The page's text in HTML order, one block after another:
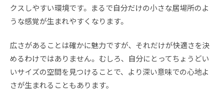
クスしやすい環境です。まるで自分だけの小さな居場所のよ
うな感覚が生まれやすくなります。
広さがあることは確かに魅力ですが、それだけが快適さを決
めるわけではありません。むしろ、自分にとってちょうどい
いサイズの空間を見つけることで、より深い意味での心地よ
さが生まれることもあります。